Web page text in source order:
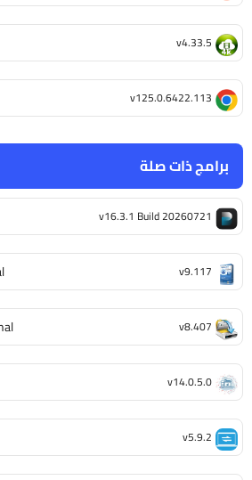
برامج ذات صلة
v16.3.1 Build 20260721
v9.117
v8.407
v14.0.5.0
v5.9.2
v4.33.5
v125.0.6422.113